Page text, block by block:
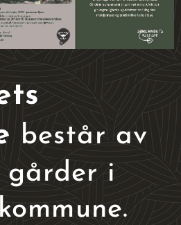
består av
gårder i